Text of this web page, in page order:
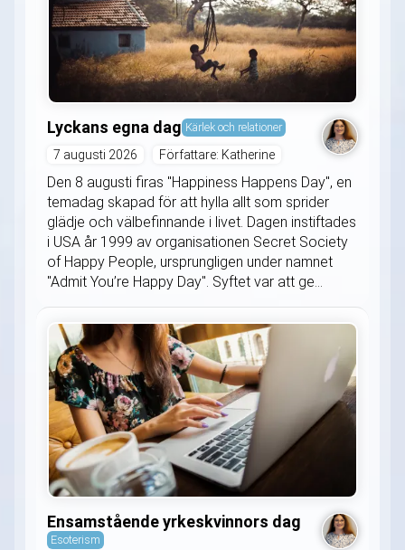
Lyckans egna dag Kärlek och relationer
7 augusti 2026 Författare: Katherine
Den 8 augusti firas "Happiness Happens Day", en
temadag skapad för att hylla allt som sprider
glädje och välbefinnande i livet. Dagen instiftades
i USA år 1999 av organisationen Secret Society
of Happy People, ursprungligen under namnet
"Admit You’re Happy Day". Syftet var att ge...
Ensamstående yrkeskvinnors dag
Esoterism